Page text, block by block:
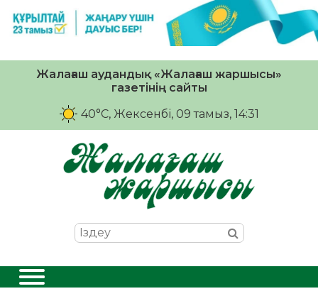
Жалағаш аудандық «Жалағаш жаршысы»
газетінің сайты
40°C, Жексенбі, 09 тамыз, 14:31